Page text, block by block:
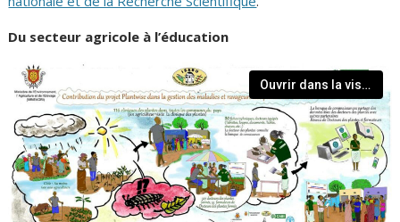
Du secteur agricole à l’éducation
Ouvrir dans la visionneuse